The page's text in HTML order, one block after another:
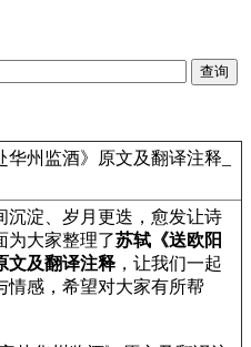
州监酒》原文及翻译注释_
淀、岁月更迭，愈发让诗
为大家整理了苏轼《送欧阳
文及翻译注释 ，让我们一起
情感，希望对大家有所帮